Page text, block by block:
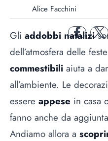
Alice Facchini
facebook
Gli addobbi natalizi
dell’atmosfera delle
commestibili aiuta a
all’ambiente. Le
essere appese in casa
fanno anche da
Andiamo allora a